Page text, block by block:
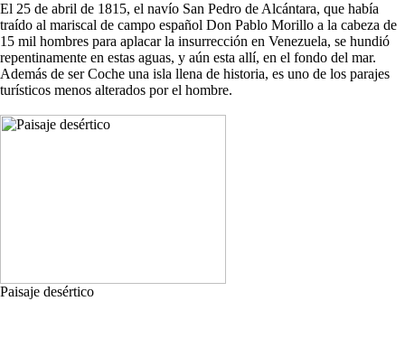
El 25 de abril de 1815, el navío San Pedro de Alcántara, que había
traído al mariscal de campo español Don Pablo Morillo a la cabeza de
15 mil hombres para aplacar la insurrección en Venezuela, se hundió
repentinamente en estas aguas, y aún esta allí, en el fondo del mar.
Además de ser Coche una isla llena de historia, es uno de los parajes
turísticos menos alterados por el hombre.
Paisaje desértico